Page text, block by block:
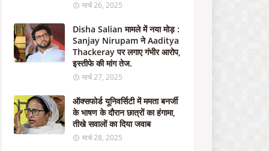
फें
स
डी
ल
दी
स
र
का
र
मार्च 26, 2025
Disha Salian मामले में नया मोड़ :
Sanjay Nirupam ने Aaditya
Thackeray पर लगाए गंभीर आरोप,
इस्तीफे की मांग तेज.
मार्च 27, 2025
ऑक्सफोर्ड यूनिवर्सिटी में ममता बनर्जी
के भाषण के दौरान छात्रों का हंगामा,
तीखे सवालों का दिया जवाब
मार्च 28, 2025